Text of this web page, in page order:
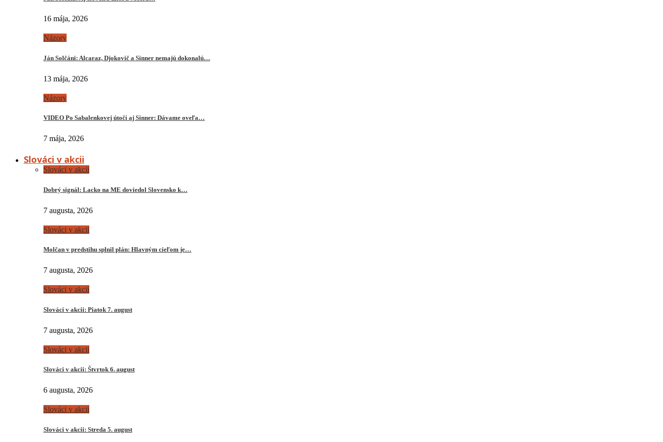
16 mája, 2026
Názory
Ján Solčáni: Alcaraz, Djokovič a Sinner nemajú dokonalú…
13 mája, 2026
Názory
VIDEO Po Sabalenkovej útočí aj Sinner: Dávame oveľa…
7 mája, 2026
Slováci v akcii
Slováci v akcii
Dobrý signál: Lacko na ME doviedol Slovensko k…
7 augusta, 2026
Slováci v akcii
Molčan v predstihu splnil plán: Hlavným cieľom je…
7 augusta, 2026
Slováci v akcii
Slováci v akcii: Piatok 7. august
7 augusta, 2026
Slováci v akcii
Slováci v akcii: Štvrtok 6. august
6 augusta, 2026
Slováci v akcii
Slováci v akcii: Streda 5. august